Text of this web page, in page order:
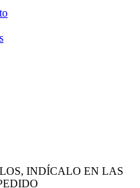
INDÍCALO EN LAS